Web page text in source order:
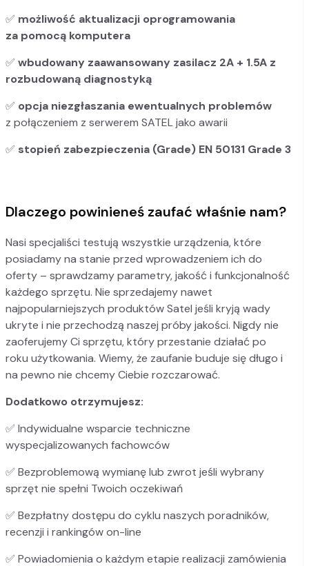
✅ możliwość aktualizacji oprogramowania
za pomocą komputera
✅ wbudowany zaawansowany zasilacz 2A + 1.5A z
rozbudowaną diagnostyką
✅ opcja niezgłaszania ewentualnych problemów
z połączeniem z serwerem SATEL jako awarii
✅ stopień zabezpieczenia (Grade) EN 50131 Grade 3
Dlaczego powinieneś zaufać właśnie nam?
Nasi specjaliści testują wszystkie urządzenia, które
posiadamy na stanie przed wprowadzeniem ich do
oferty – sprawdzamy parametry, jakość i funkcjonalność
każdego sprzętu. Nie sprzedajemy nawet
najpopularniejszych produktów Satel jeśli kryją wady
ukryte i nie przechodzą naszej próby jakości. Nigdy nie
zaoferujemy Ci sprzętu, który przestanie działać po
roku użytkowania. Wiemy, że zaufanie buduje się długo i
na pewno nie chcemy Ciebie rozczarować.
Dodatkowo otrzymujesz:
✅ Indywidualne wsparcie techniczne
wyspecjalizowanych fachowców
✅ Bezproblemową wymianę lub zwrot jeśli wybrany
sprzęt nie spełni Twoich oczekiwań
✅ Bezpłatny dostępu do cyklu naszych poradników,
recenzji i rankingów on-line
✅ Powiadomienia o każdym etapie realizacji zamówienia